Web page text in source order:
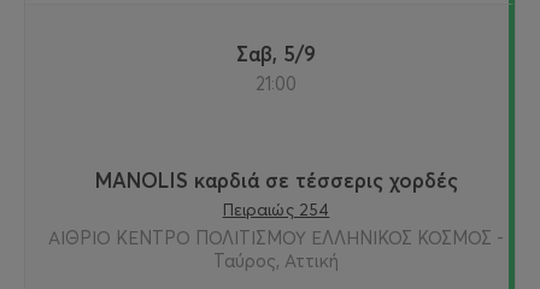
Σαβ, 5/9
21:00
MANOLIS καρδιά σε τέσσερις χορδές
Πειραιώς 254
ΑΙΘΡΙΟ ΚΕΝΤΡΟ ΠΟΛΙΤΙΣΜΟΥ ΕΛΛΗΝΙΚΟΣ ΚΟΣΜΟΣ -
Ταύρος, Αττική